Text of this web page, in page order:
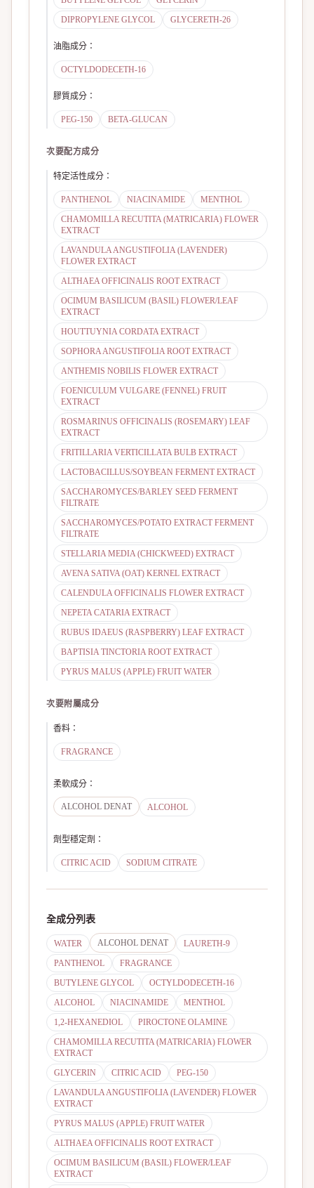
DIPROPYLENE GLYCOL
GLYCERETH-26
油脂成分 ：
OCTYLDODECETH-16
膠質成分 ：
PEG-150 BETA-GLUCAN
次要配方成分
特定活性成分 ：
PANTHENOL NIACINAMIDE
MENTHOL
CHAMOMILLA RECUTITA (MATRICARIA) FLOWER
EXTRACT
LAVANDULA ANGUSTIFOLIA (LAVENDER)
FLOWER EXTRACT
ALTHAEA OFFICINALIS ROOT EXTRACT
OCIMUM BASILICUM (BASIL) FLOWER/LEAF
EXTRACT
HOUTTUYNIA CORDATA EXTRACT
SOPHORA ANGUSTIFOLIA ROOT EXTRACT
ANTHEMIS NOBILIS FLOWER EXTRACT
FOENICULUM VULGARE (FENNEL) FRUIT
EXTRACT
ROSMARINUS OFFICINALIS (ROSEMARY) LEAF
EXTRACT
FRITILLARIA VERTICILLATA BULB EXTRACT
LACTOBACILLUS/SOYBEAN FERMENT EXTRACT
SACCHAROMYCES/BARLEY SEED FERMENT
FILTRATE
SACCHAROMYCES/POTATO EXTRACT FERMENT
FILTRATE
STELLARIA MEDIA (CHICKWEED) EXTRACT
AVENA SATIVA (OAT) KERNEL EXTRACT
CALENDULA OFFICINALIS FLOWER EXTRACT
NEPETA CATARIA EXTRACT
RUBUS IDAEUS (RASPBERRY) LEAF EXTRACT
BAPTISIA TINCTORIA ROOT EXTRACT
PYRUS MALUS (APPLE) FRUIT WATER
次要附屬成分
香料 ：
FRAGRANCE
柔軟成分 ：
ALCOHOL DENAT ALCOHOL
劑型穩定劑 ：
CITRIC ACID SODIUM CITRATE
全成分列表
WATER ALCOHOL DENAT
LAURETH-9
PANTHENOL
FRAGRANCE
BUTYLENE GLYCOL
OCTYLDODECETH-16
ALCOHOL
NIACINAMIDE
MENTHOL
1,2-HEXANEDIOL
PIROCTONE OLAMINE
CHAMOMILLA RECUTITA (MATRICARIA) FLOWER
EXTRACT
GLYCERIN
CITRIC ACID
PEG-150
LAVANDULA ANGUSTIFOLIA (LAVENDER) FLOWER
EXTRACT
PYRUS MALUS (APPLE) FRUIT WATER
ALTHAEA OFFICINALIS ROOT EXTRACT
OCIMUM BASILICUM (BASIL) FLOWER/LEAF
EXTRACT